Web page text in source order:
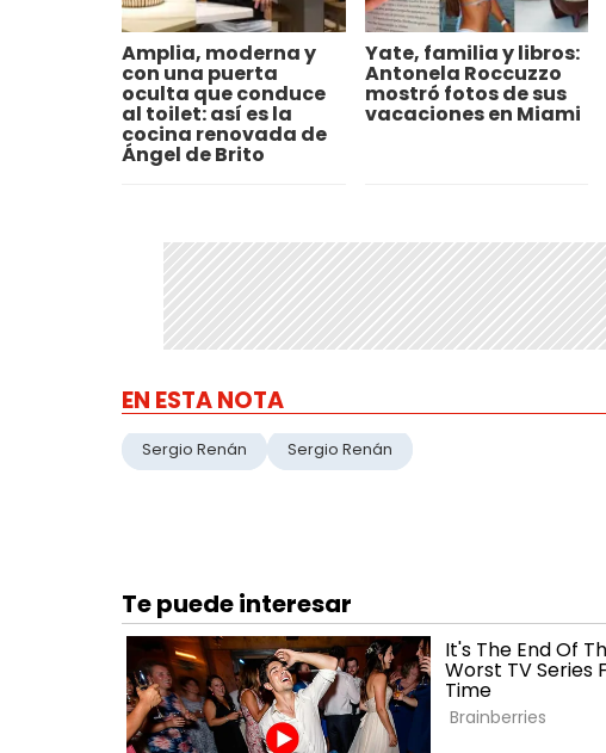
Amplia, moderna y
con una puerta
oculta que conduce
al toilet: así es la
cocina renovada de
Ángel de Brito
Yate, familia y libros:
Antonela Roccuzzo
mostró fotos de sus
vacaciones en Miami
EN ESTA NOTA
Sergio Renán Sergio Renán